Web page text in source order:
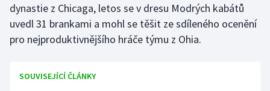
dynastie z Chicaga, letos se v dresu Modrých kabátů
uvedl 31 brankami a mohl se těšit ze sdíleného ocenění
pro nejproduktivnějšího hráče týmu z Ohia.
SOUVISEJÍCÍ ČLÁNKY